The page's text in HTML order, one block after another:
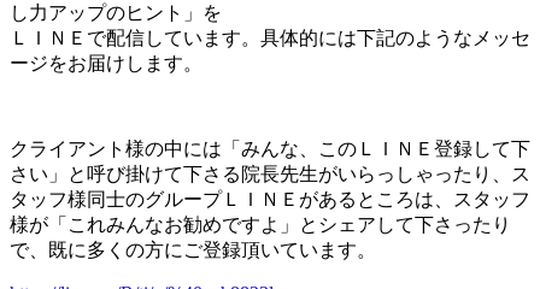
し力アップのヒント」を
ＬＩＮＥで配信しています。具体的には下記のようなメッセ
ージをお届けします。
クライアント様の中には「みんな、このＬＩＮＥ登録して下
さい」と呼び掛けて下さる院長先生がいらっしゃったり、ス
タッフ様同士のグループＬＩＮＥがあるところは、スタッフ
様が「これみんなお勧めですよ」とシェアして下さったり
で、既に多くの方にご登録頂いています。